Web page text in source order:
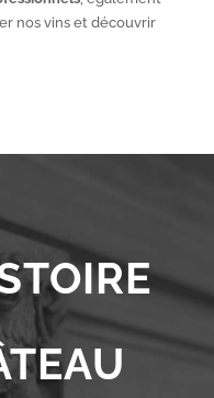
nos vins et découvrir